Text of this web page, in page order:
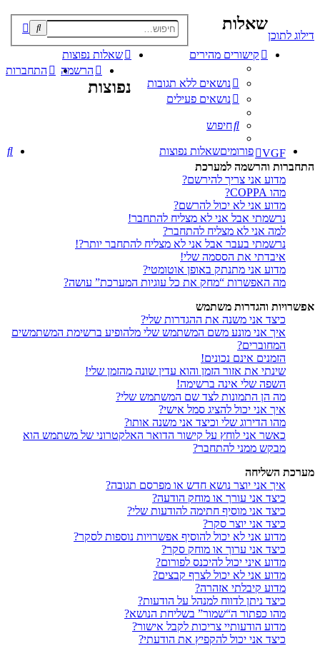
דילוג לתוכן
קישורים מהירים
נושאים ללא תגובות
נושאים פעילים
חיפוש
שאלות נפוצות
התחברות
הרשמה
VGF פורומיםשאלות נפוצות
שאלות
נפוצות
התחברות והרשמה למערכת
מדוע אני צריך להירשם?
מהו COPPA?
מדוע אני לא יכול להרשם?
נרשמתי אבל אני לא מצליח להתחבר!
למה אני לא מצליח להתחבר?
נרשמתי בעבר אבל אני לא מצליח להתחבר יותר?!
איבדתי את הססמה שלי!
מדוע אני מתנתק באופן אוטומטי?
מה האפשרות “מחק את כל עוגיות המערכת” עושה?
אפשרויות והגדרות משתמש
כיצד אני משנה את ההגדרות שלי?
איך אני מונע משם המשתמש שלי מלהופיע ברשימת המשתמשים
המחוברים?
הזמנים אינם נכונים!
שינתי את אזור הזמן והוא עדין שונה מהזמן שלי!
השפה שלי אינה ברשימה!
מה הן התמונות לצד שם המשתמש שלי?
איך אני יכול להציג סמל אישי?
מהו הדירוג שלי וכיצד אני משנה אותו?
כאשר אני לוחץ על קישור הדואר האלקטרוני של משתמש הוא
מבקש ממני להתחבר?
מערכת השליחה
איך אני יוצר נושא חדש או מפרסם תגובה?
כיצד אני עורך או מוחק הודעה?
כיצד אני מוסיף חתימה להודעות שלי?
כיצד אני יוצר סקר?
מדוע אני לא יכול להוסיף אפשרויות נוספות לסקר?
כיצד אני ערוך או מוחק סקר?
מדוע איני יכול להיכנס לפורום?
מדוע אני לא יכול לצרף קבצים?
מדוע קיבלתי אזהרה?
כיצד ניתן לדווח למנהל על הודעות?
מהו כפתור ה“שמור” בשליחת הנושא?
מדוע הודעותיי צריכות לקבל אישור?
כיצד אני יכול להקפיץ את הודעתי?